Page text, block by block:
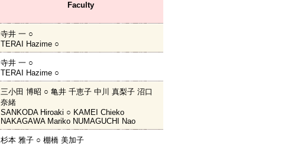
Faculty
寺井 一 ○
TERAI Hazime ○
寺井 一 ○
TERAI Hazime ○
三小田 博昭 ○ 亀井 千恵子 中川 真梨子 沼口
奈緒
SANKODA Hiroaki ○ KAMEI Chieko
NAKAGAWA Mariko NUMAGUCHI Nao
杉本 雅子 ○ 棚橋 美加子